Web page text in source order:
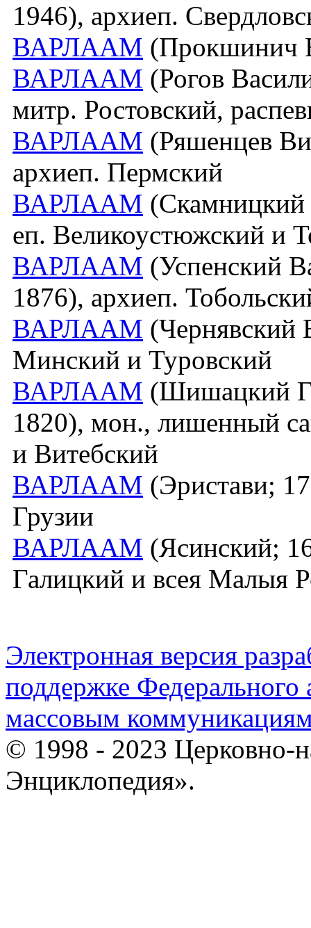
1946), архиеп.
ВАРЛААМ (Прокшинич
ВАРЛААМ (Рогов
митр. Ростовский,
ВАРЛААМ (Ряшенцев
архиеп. Пермский
ВАРЛААМ
еп. Великоустюжский и
ВАРЛААМ (Успенский
1876), архиеп.
ВАРЛААМ (Чернявский
Минский и Туровский
ВАРЛААМ (Шишацкий
1820), мон., лишенный
и Витебский
ВАРЛААМ (Эристави;
Грузии
ВАРЛААМ (Ясинский;
Галицкий и всея Малыя
Электронная версия
поддержке Федерального
массовым
© 1998 - 2023 Церковно-
Энциклопедия».